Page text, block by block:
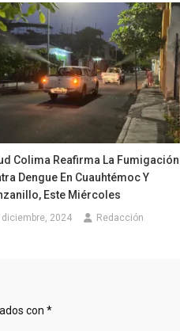
Colima Reafirma La Fumigación
Dengue En Cuauhtémoc Y
Este Miércoles
diciembre, 2024 Redacción
con *